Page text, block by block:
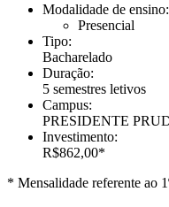
Modalidade de ensino:
Presencial
Tipo:
Bacharelado
Duração:
5 semestres letivos
Campus:
PRESIDENTE
Investimento:
R$862,00*
* Mensalidade referente ao